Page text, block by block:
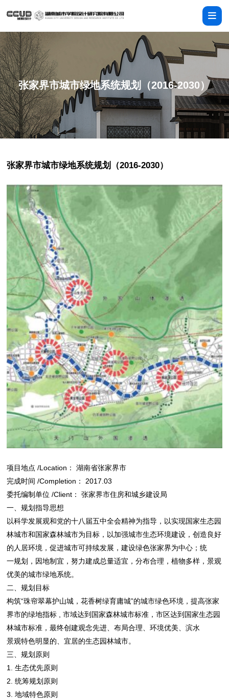
张家界市城市绿地系统规划（2016-2030）
张家界市城市绿地系统规划（2016-2030）
项目地点 /Location： 湖南省张家界市
完成时间 /Completion： 2017.03
委托编制单位 /Client： 张家界市住房和城乡建设局
一、规划指导思想
以科学发展观和党的十八届五中全会精神为指导，以实现国家生态园
林城市和国家森林城市为目标，以加强城市生态环境建设，创造良好
的人居环境，促进城市可持续发展，建设绿色张家界为中心；统
一规划，因地制宜，努力建成总量适宜，分布合理，植物多样，景观
优美的城市绿地系统。
二、规划目标
构筑“珠帘翠幕护山城，花香树绿育庸城”的城市绿色环境，提高张家
界市的绿地指标 , 市域达到国家森林城市标准，市区达到国家生态园
林城市标准，最终创建观念先进、布局合理、环境优美、滨水
景观特色明显的、宜居的生态园林城市。
三、规划原则
1. 生态优先原则
2. 统筹规划原则
3. 地域特色原则